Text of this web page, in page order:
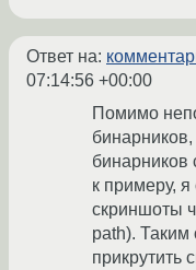
Ответ на:
07:14:56 +00:00
Помимо
бинарников
к примеру,
скриншоты
path).
прикрутить